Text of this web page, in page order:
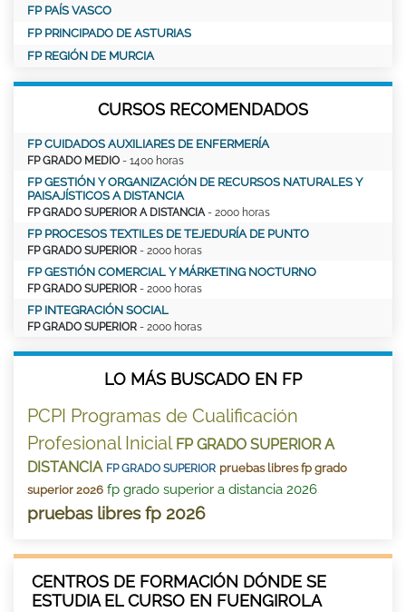
FP PAÍS VASCO
FP PRINCIPADO DE ASTURIAS
FP REGIÓN DE MURCIA
CURSOS RECOMENDADOS
FP CUIDADOS AUXILIARES DE ENFERMERÍA
FP GRADO MEDIO - 1400 horas
FP GESTIÓN Y ORGANIZACIÓN DE RECURSOS NATURALES Y
PAISAJÍSTICOS A DISTANCIA
FP GRADO SUPERIOR A DISTANCIA- 2000 horas
FP PROCESOS TEXTILES DE TEJEDURÍA DE PUNTO
FP GRADO SUPERIOR - 2000 horas
FP GESTIÓN COMERCIAL Y MÁRKETING NOCTURNO
FP GRADO SUPERIOR - 2000 horas
FP INTEGRACIÓN SOCIAL
FP GRADO SUPERIOR - 2000 horas
LO MÁS BUSCADO EN FP
PCPI Programas de Cualificación
Profesional Inicial FP GRADO SUPERIOR A
DISTANCIA FP GRADO SUPERIOR pruebas libres fp grado
superior 2026 fp grado superior a distancia 2026
pruebas libres fp 2026
CENTROS DE FORMACIÓN DÓNDE SE
ESTUDIA EL CURSO EN FUENGIROLA